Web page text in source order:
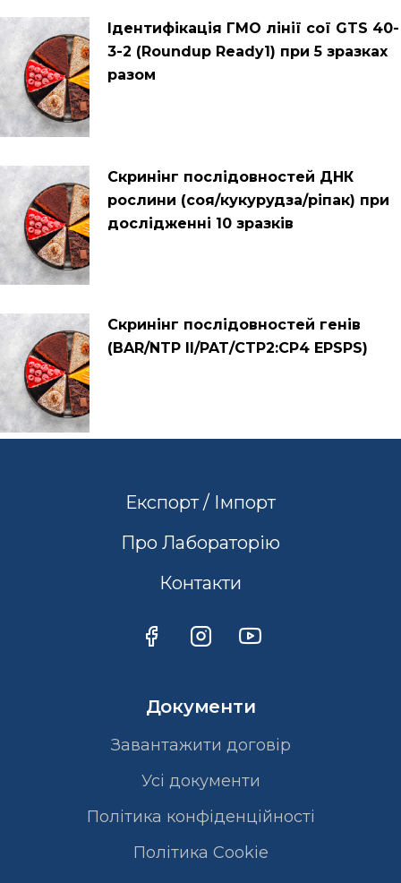
Ідентифікація ГМО лінії сої GTS 40-
3-2 (Roundup Ready1) при 5 зразках
разом
Cкринінг послідовностей ДНК
рослини (соя/кукурудза/ріпак) при
дослідженні 10 зразків
Cкринінг послідовностей генів
(BAR/NTP II/PAT/CTP2:CP4 EPSPS)
Експорт / Імпорт
Про Лабораторію
Контакти
Документи
Завантажити договір
Усі документи
Політика конфіденційності
Полiтика Cookie